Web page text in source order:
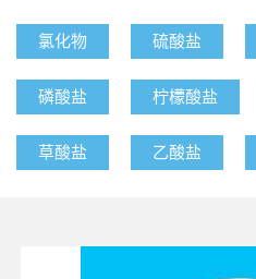
氯化物 硫酸盐
磷酸盐 柠檬酸盐
草酸盐 乙酸盐